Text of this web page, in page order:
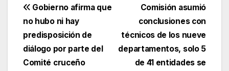
Navegación
de
entradas
Comisión asumió
conclusiones con
técnicos de los nueve
departamentos, solo 5
de 41 entidades se
Gobierno afirma que
no hubo ni hay
predisposición de
diálogo por parte del
Comité cruceño